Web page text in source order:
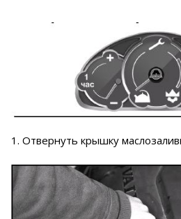
1. Отвернуть крышку